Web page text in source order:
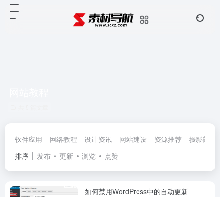
软件应用 网络教程 设计资讯 网站建设 资源推荐
摄影部落
排序
发布 更新 浏览 点赞
如何禁用WordPress中的自动更新